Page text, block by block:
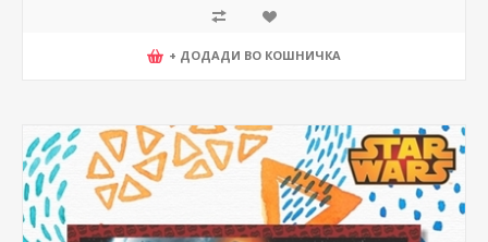
+ ДОДАДИ ВО КОШНИЧКА